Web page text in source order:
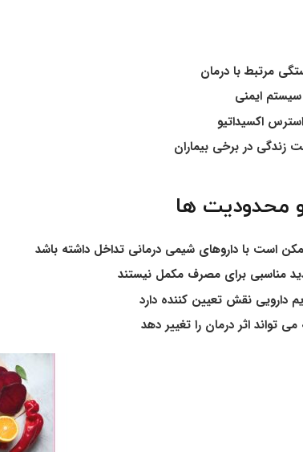
مرتبط با درمان
ایمنی
اکسیداتیو
زندگی در برخی بیماران
محدودیت ها
است با داروهای شیمی درمانی تداخل داشته باشد
مناسبی برای مصرف مکمل نیستند
دارویی نقش تعیین کننده دارد
تواند اثر درمان را تغییر دهد